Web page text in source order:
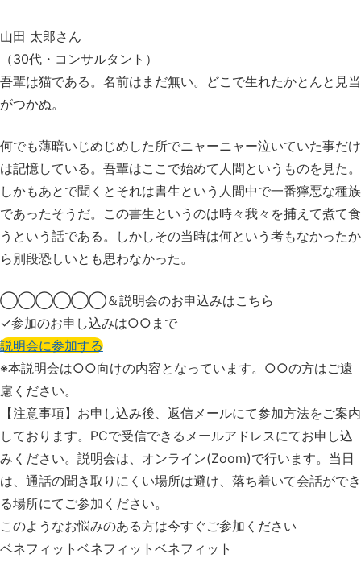
山田 太郎さん
（30代・コンサルタント）
吾輩は猫である。名前はまだ無い。どこで生れたかとんと見当
がつかぬ。
何でも薄暗いじめじめした所でニャーニャー泣いていた事だけ
は記憶している。吾輩はここで始めて人間というものを見た。
しかもあとで聞くとそれは書生という人間中で一番獰悪な種族
であったそうだ。この書生というのは時々我々を捕えて煮て食
うという話である。しかしその当時は何という考もなかったか
ら別段恐しいとも思わなかった。
◯◯◯◯◯◯＆説明会のお申込みはこちら
✓参加のお申し込みは○○まで
説明会に参加する
※本説明会は○○向けの内容となっています。 ○○の方はご遠
慮ください。
【注意事項】お申し込み後、返信メールにて参加方法をご案内
しております。PCで受信できるメールアドレスにてお申し込
みください。説明会は、オンライン(Zoom)で行います。当日
は、通話の聞き取りにくい場所は避け、落ち着いて会話ができ
る場所にてご参加ください。
このようなお悩みのある方は今すぐご参加ください
ベネフィットベネフィットベネフィット